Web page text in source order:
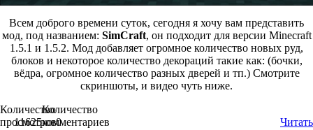
Всем доброго времени суток, сегодня я хочу вам представить
мод, под названием: SimCraft, он подходит для версии Minecraft
1.5.1 и 1.5.2. Мод добавляет огромное количество новых руд,
блоков и некоторое количество декораций такие как: (бочки,
вёдра, огромное количество разных дверей и тп.) Смотрите
скриншоты, и видео чуть ниже.
Количество
просмотров
11625
Количество
комментариев
0 Читать